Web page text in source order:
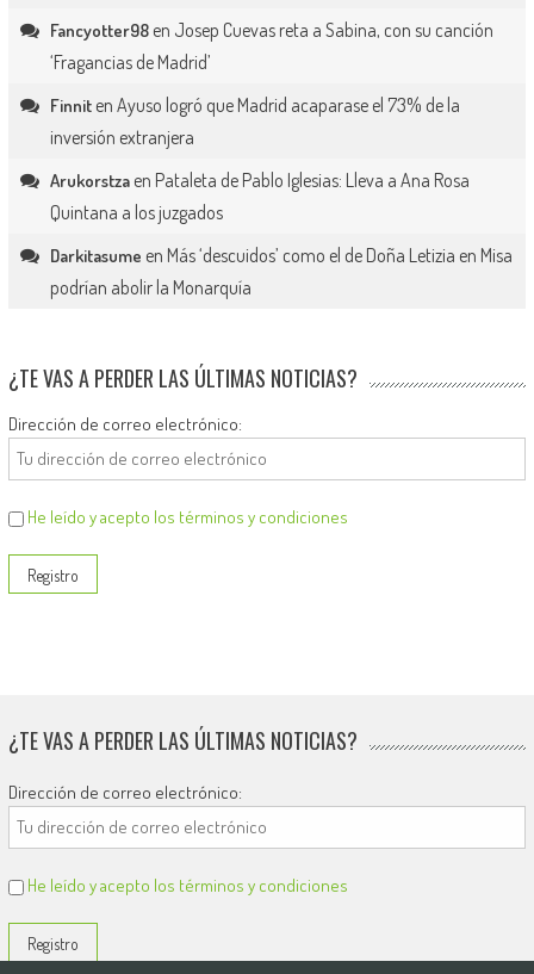
Fancyotter98en Josep Cuevas reta a Sabina, con su canción
‘Fragancias de Madrid’
Finniten Ayuso logró que Madrid acaparase el 73% de la
inversión extranjera
Arukorstzaen Pataleta de Pablo Iglesias: Lleva a Ana Rosa
Quintana a los juzgados
Darkitasume en Más ‘descuidos’ como el de Doña Letizia en Misa
podrían abolir la Monarquía
¿TE VAS A PERDER LAS ÚLTIMAS NOTICIAS?
Dirección de correo electrónico:
He leído y acepto los términos y condiciones
¿TE VAS A PERDER LAS ÚLTIMAS NOTICIAS?
Dirección de correo electrónico:
He leído y acepto los términos y condiciones